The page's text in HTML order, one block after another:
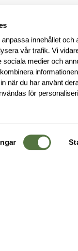
innehållet och
vår trafik. Vi
sociala medier och
när du har använt
för